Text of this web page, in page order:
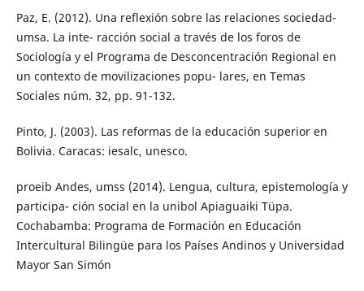
Paz, E. (2012). Una reflexión sobre las relaciones sociedad-
umsa. La inte- racción social a través de los foros de
Sociología y el Programa de Desconcentración Regional en
un contexto de movilizaciones popu- lares, en Temas
Sociales núm. 32, pp. 91-132.
Pinto, J. (2003). Las reformas de la educación superior en
Bolivia. Caracas: iesalc, unesco.
proeib Andes, umss (2014). Lengua, cultura, epistemología y
participa- ción social en la unibol Apiaguaiki Tüpa.
Cochabamba: Programa de Formación en Educación
Intercultural Bilingüe para los Países Andinos y Universidad
Mayor San Simón